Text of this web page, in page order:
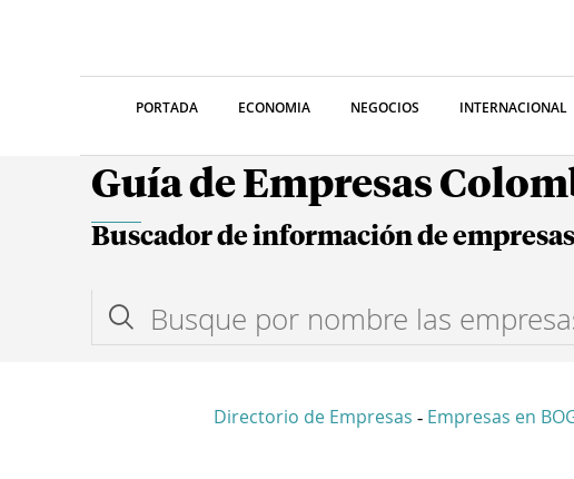
PORTADA ECONOMIA NEGOCIOS INTERNACIONAL
Guía de Empresas
Buscador de información de empresas
Directorio de Empresas - Empresas en